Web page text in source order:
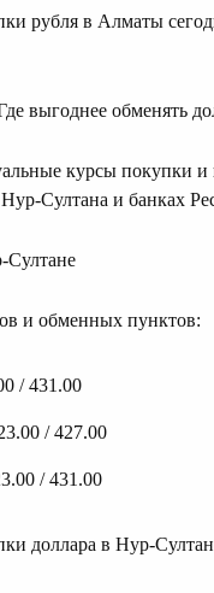
рубля в Алматы
выгоднее обменять
курсы покупки и
Султана и банках
Султане
и обменных пунктов:
/ 431.00
/ 427.00
/ 431.00
доллара в Нур-